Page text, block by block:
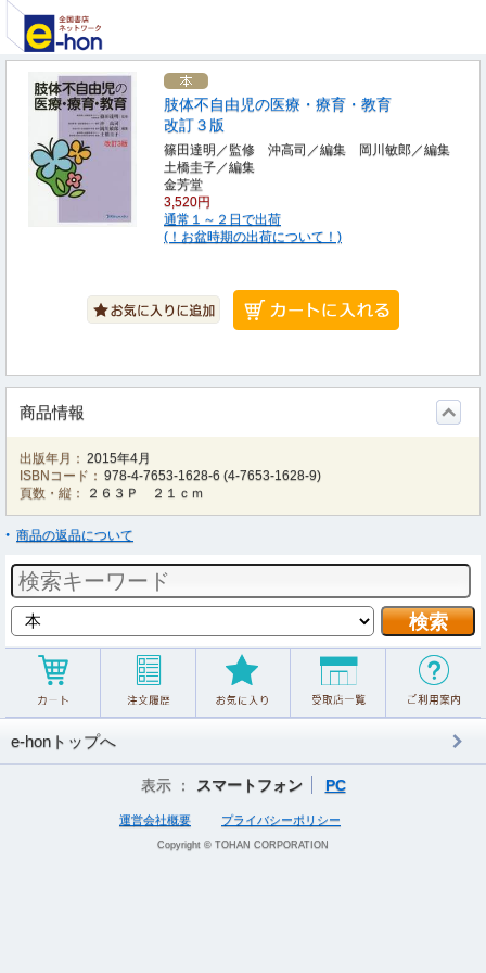
肢体不自由児の医療・療育・教育
改訂３版
篠田達明／監修 沖高司／編集 岡川敏郎／編集
土橋圭子／編集
金芳堂
3,520円
通常１～２日で出荷
(！お盆時期の出荷について！)
商品情報
出版年月： 2015年4月
ISBNコード： 978-4-7653-1628-6 (4-7653-1628-9)
頁数・縦：
２６３Ｐ ２１ｃｍ
商品の返品について
e-honトップへ
表示 ： スマートフォン PC
運営会社概要 プライバシーポリシー
Copyright © TOHAN CORPORATION